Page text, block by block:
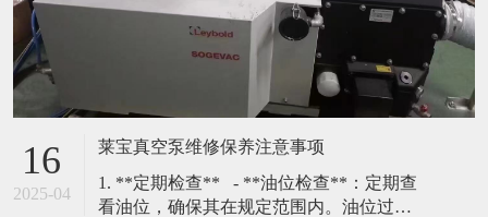
16
2025-04
莱宝真空泵维修保养注意事项
​1. **定期检查** - **油位检查**：定期查
看油位，确保其在规定范围内。油位过低